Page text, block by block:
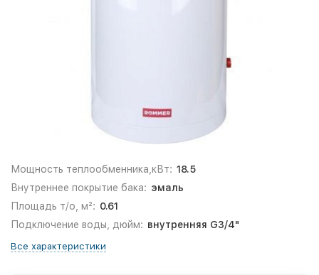
Мощность теплообменника,кВт: 18.5
Внутреннее покрытие бака: эмаль
Площадь т/о, м²: 0.61
Подключение воды, дюйм: внутренняя G3/4"
Все характеристики